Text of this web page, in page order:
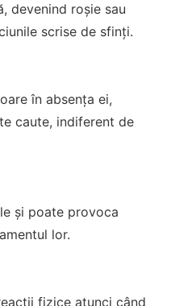
devenind roșie sau
scrise de sfinți.
în absența ei,
caute, indiferent de
și poate provoca
lor.
fizice atunci când